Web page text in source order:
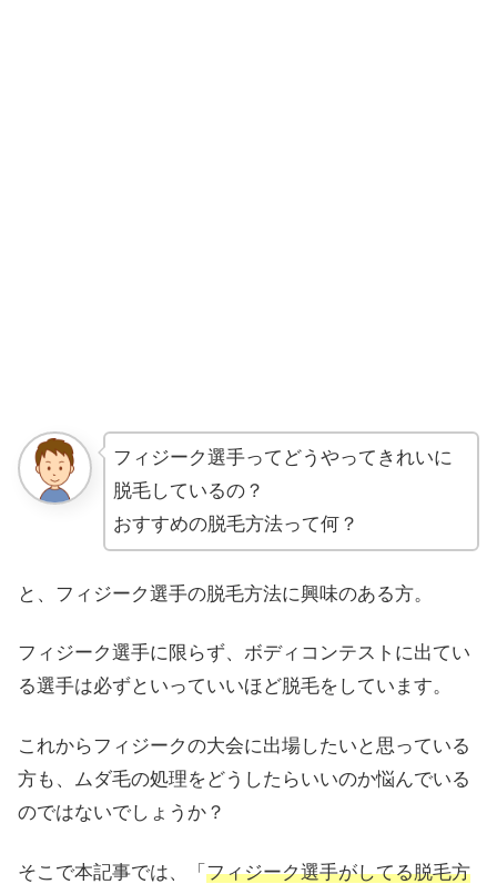
フィジーク選手ってどうやってきれいに
脱毛しているの？
おすすめの脱毛方法って何？
と、フィジーク選手の脱毛方法に興味のある方。
フィジーク選手に限らず、ボディコンテストに出てい
る選手は必ずといっていいほど脱毛をしています。
これからフィジークの大会に出場したいと思っている
方も、ムダ毛の処理をどうしたらいいのか悩んでいる
のではないでしょうか？
そこで本記事では、「 フィジーク選手がしてる脱毛方